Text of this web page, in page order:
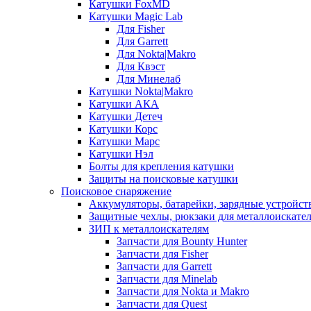
Катушки FoxMD
Катушки Magic Lab
Для Fisher
Для Garrett
Для Nokta|Makro
Для Квэст
Для Минелаб
Катушки Nokta|Makro
Катушки АКА
Катушки Детеч
Катушки Корс
Катушки Марс
Катушки Нэл
Болты для крепления катушки
Защиты на поисковые катушки
Поисковое снаряжение
Аккумуляторы, батарейки, зарядные
Защитные чехлы, рюкзаки для
ЗИП к металлоискателям
Запчасти для Bounty Hunter
Запчасти для Fisher
Запчасти для Garrett
Запчасти для Minelab
Запчасти для Nokta и Makro
Запчасти для Quest